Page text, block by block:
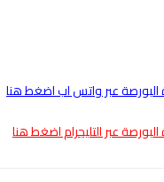
البورصة عبر واتس اب اضغط هنا
عبر التليجرام اضغط هنا